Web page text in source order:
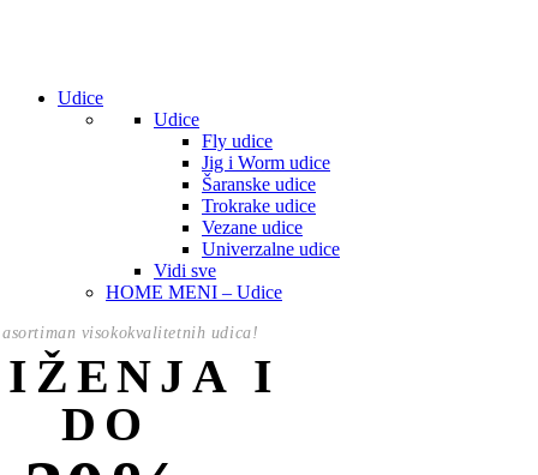
Udice
Udice
Fly udice
Jig i Worm udice
Šaranske udice
Trokrake udice
Vezane udice
Univerzalne udice
Vidi sve
HOME MENI – Udice
visokokvalitetnih udica!
I
DO